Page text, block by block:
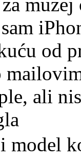
od
ali
model